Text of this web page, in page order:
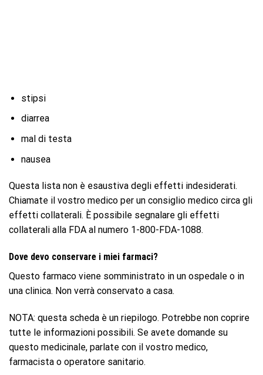
stipsi
diarrea
mal di testa
nausea
Questa lista non è esaustiva degli effetti indesiderati.
Chiamate il vostro medico per un consiglio medico circa gli
effetti collaterali. È possibile segnalare gli effetti
collaterali alla FDA al numero 1-800-FDA-1088.
Dove devo conservare i miei farmaci?
Questo farmaco viene somministrato in un ospedale o in
una clinica. Non verrà conservato a casa.
NOTA: questa scheda è un riepilogo. Potrebbe non coprire
tutte le informazioni possibili. Se avete domande su
questo medicinale, parlate con il vostro medico,
farmacista o operatore sanitario.